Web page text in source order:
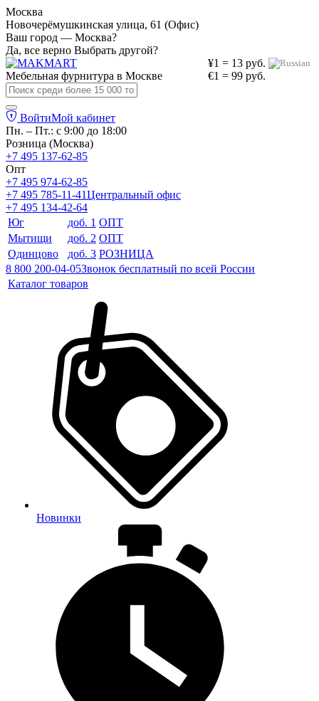
Москва
Новочерёмушкинская улица, 61 (Офис)
Ваш город — Москва?
Да, все верно Выбрать другой?
¥1 = 13 руб.
€1 = 99 руб.
Мебельная фурнитура в Москве
ВойтиМой кабинет
Пн. – Пт.: с 9:00 до 18:00
Розница (Москва)
+7 495 137-62-85
Опт
+7 495 974-62-85
+7 495 785-11-41Центральный офис
+7 495 134-42-64
Юг
доб. 1 ОПТ
Мытищи
доб. 2 ОПТ
Одинцово
доб. 3 РОЗНИЦА
8 800 200-04-05Звонок бесплатный по всей России
Каталог товаров
Новинки